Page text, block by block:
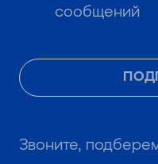
сообщений
Звоните,